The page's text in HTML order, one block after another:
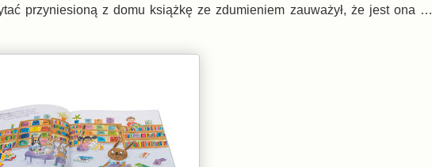
przyniesioną z domu książkę ze zdumieniem zauważył, że jest ona …